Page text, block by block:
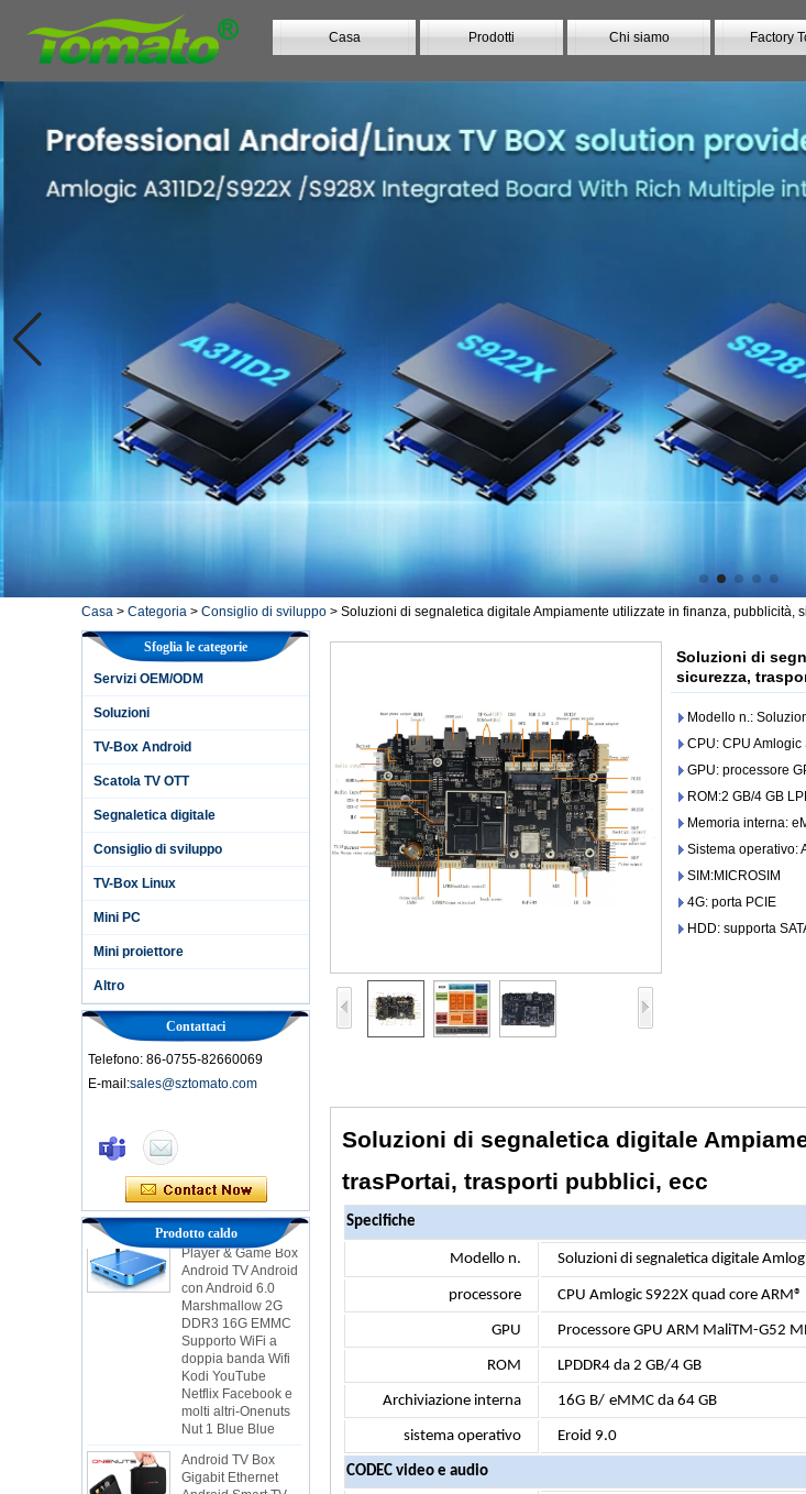
Casa Prodotti Chi siamo Factory
Casa > Categoria > Consiglio di sviluppo > Soluzioni di segnaletica digitale Ampiamente utilizzate in finanza, pubblicità,
Sfoglia le categorie
Servizi OEM/ODM
Soluzioni
TV-Box Android
Scatola TV OTT
Segnaletica digitale
Consiglio di sviluppo
TV-Box Linux
Mini PC
Mini proiettore
Altro
Contattaci
Telefono: 86-0755-82660069
E-mail:sales@sztomato.com
Prodotto caldo
2 in 1 Octa Core
Streaming Media
Player & Game Box
Android TV Android
con Android 6.0
Marshmallow 2G
DDR3 16G EMMC
Supporto WiFi a
doppia banda Wifi
Kodi YouTube
Netflix Facebook e
molti altri-Onenuts
Nut 1 Blue Blue
Android TV Box
Gigabit Ethernet
Android Smart TV
Box
Soluzioni di
sicurezza,
Modello n.:
CPU: CPU
GPU: processore
ROM:2 GB/4 GB
Memoria interna:
Sistema operativo:
SIM:MICROSIM
4G: porta PCIE
HDD: supporta
Soluzioni di segnaletica digitale
trasPortai, trasporti pubblici, ecc
Specifiche
Modello n. Soluzioni di segnaletica digitale
processore CPU Amlogic S922X quad core
GPU Processore GPU ARM MaliTM-G52
ROM LPDDR4 da 2 GB/4 GB
Archiviazione interna 16G B/ eMMC da 64 GB
sistema operativo Eroid 9.0
CODEC video e audio